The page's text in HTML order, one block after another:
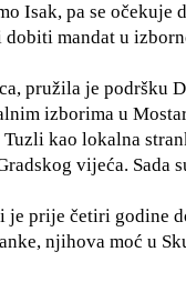
Isak, pa se očekuje
mandat u
pružila je podršku
izborima u
kao lokalna
vijeća. Sada
prije četiri godine
njihova moć u